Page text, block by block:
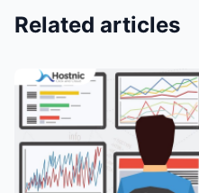
Related articles